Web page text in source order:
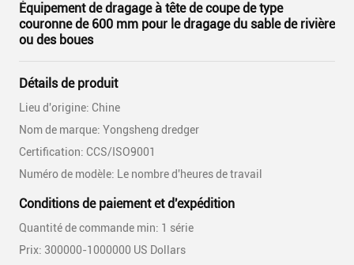
Équipement de dragage à tête de coupe de type
couronne de 600 mm pour le dragage du sable de rivière
ou des boues
Détails de produit
Lieu d'origine: Chine
Nom de marque: Yongsheng dredger
Certification: CCS/ISO9001
Numéro de modèle: Le nombre d'heures de travail
Conditions de paiement et d'expédition
Quantité de commande min: 1 série
Prix: 300000-1000000 US Dollars